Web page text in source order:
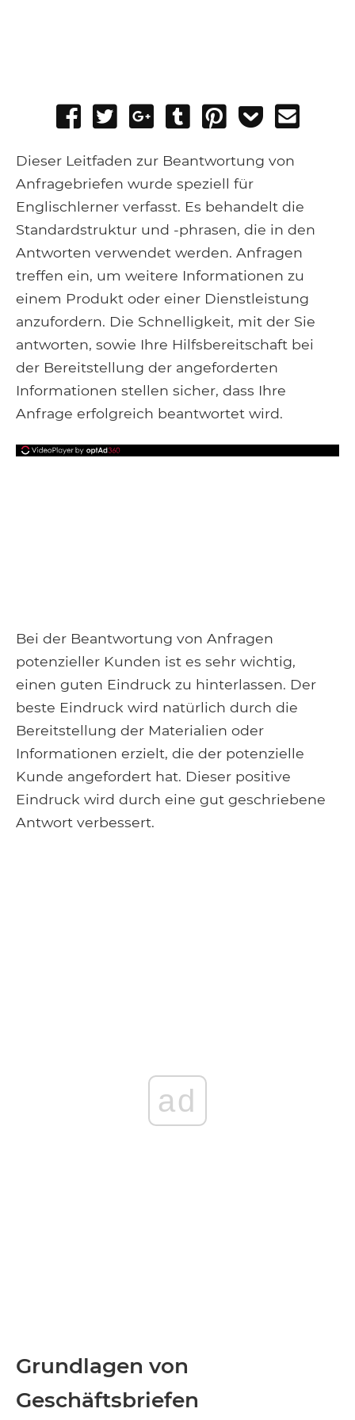
Share
Facebook
Tweet
Share
Google+
Post
Tumblr
Pin
Add
Pocket
Dieser Leitfaden zur Beantwortung von
Anfragebriefen wurde speziell für
Englischlerner verfasst. Es behandelt die
Standardstruktur und -phrasen, die in den
Antworten verwendet werden. Anfragen
treffen ein, um weitere Informationen zu
einem Produkt oder einer Dienstleistung
anzufordern. Die Schnelligkeit, mit der Sie
antworten, sowie Ihre Hilfsbereitschaft bei
der Bereitstellung der angeforderten
Informationen stellen sicher, dass Ihre
Anfrage erfolgreich beantwortet wird.
Bei der Beantwortung von Anfragen
potenzieller Kunden ist es sehr wichtig,
einen guten Eindruck zu hinterlassen. Der
beste Eindruck wird natürlich durch die
Bereitstellung der Materialien oder
Informationen erzielt, die der potenzielle
Kunde angefordert hat. Dieser positive
Eindruck wird durch eine gut geschriebene
Antwort verbessert.
ad
Grundlagen von
Geschäftsbriefen